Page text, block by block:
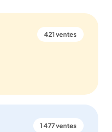
421 ventes
1 477 ventes